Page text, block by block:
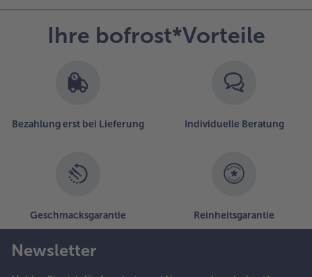
Ihre bofrost*Vorteile
Bezahlung erst bei Lieferung Individuelle Beratung
Geschmacksgarantie Reinheitsgarantie
Newsletter